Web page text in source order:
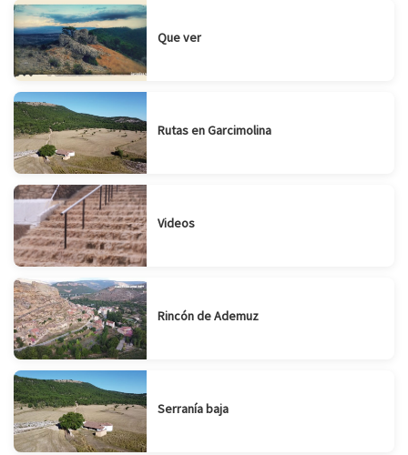
Que ver
Rutas en Garcimolina
Videos
Rincón de Ademuz
Serranía baja